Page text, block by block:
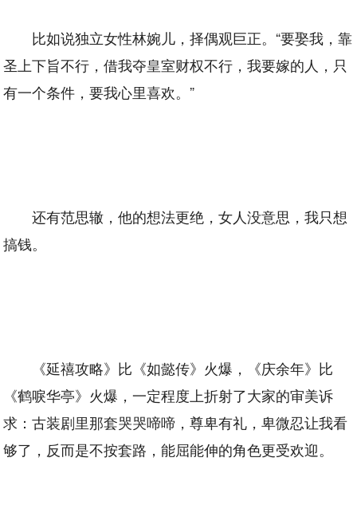
比如说独立女性林婉儿，择偶观巨正。“要娶我，靠
圣上下旨不行，借我夺皇室财权不行，我要嫁的人，只
有一个条件，要我心里喜欢。”
还有范思辙，他的想法更绝，女人没意思，我只想
搞钱。
《延禧攻略》比《如懿传》火爆，《庆余年》比
《鹤唳华亭》火爆，一定程度上折射了大家的审美诉
求：古装剧里那套哭哭啼啼，尊卑有礼，卑微忍让我看
够了，反而是不按套路，能屈能伸的角色更受欢迎。